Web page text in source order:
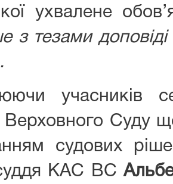
ухвалене
з тезами
учасників
Верховного Суду
судових
КАС ВС